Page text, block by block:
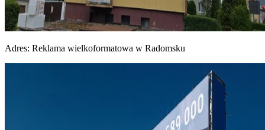
Adres: Reklama wielkoformatowa w Radomsku